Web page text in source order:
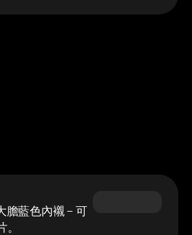
膽藍色內襯 – 可